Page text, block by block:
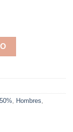
, Hombres,